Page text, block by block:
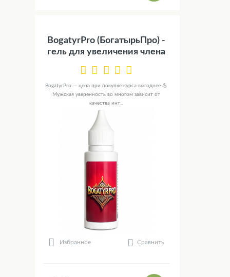
BogatyrPro (БогатырьПро) -
гель для увеличения члена
BogatyrPro — цена при покупке курса выгоднее 💪
Мужская уверенность во многом зависит от
качества инт...
Избранное Сравнить